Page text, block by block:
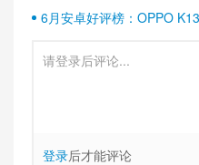
6月安卓好评榜：OPPO
登录后才能评论